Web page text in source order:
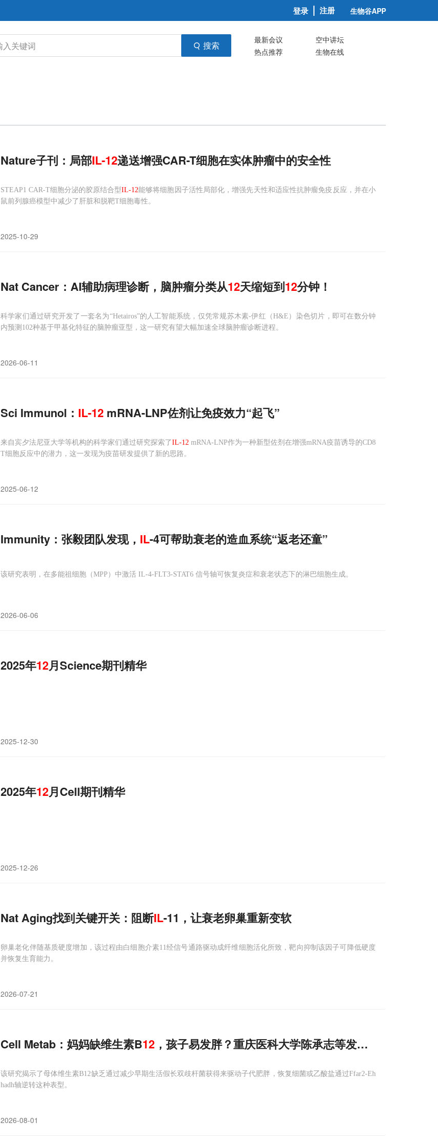
登录 注册 生物谷APP
搜索 最新会议
空中讲坛
热点推荐
生物在线
Nature子刊：局部IL-12递送增强CAR-T细胞在实体肿瘤中的安全性
STEAP1 CAR-T细胞分泌的胶原结合型IL-12能够将细胞因子活性局部化，增强先天性和适应性抗肿瘤免疫反应，并在小
鼠前列腺癌模型中减少了肝脏和脱靶T细胞毒性。
2025-10-29
Nat Cancer：AI辅助病理诊断，脑肿瘤分类从12天缩短到12分钟！
科学家们通过研究开发了一套名为“Hetairos”的人工智能系统，仅凭常规苏木素-伊红（H&E）染色切片，即可在数分钟
内预测102种基于甲基化特征的脑肿瘤亚型，这一研究有望大幅加速全球脑肿瘤诊断进程。
2026-06-11
Sci Immunol： IL-12 mRNA-LNP佐剂让免疫效力“起飞”
来自宾夕法尼亚大学等机构的科学家们通过研究探索了IL-12 mRNA-LNP作为一种新型佐剂在增强mRNA疫苗诱导的CD8
T细胞反应中的潜力，这一发现为疫苗研发提供了新的思路。
2025-06-12
Immunity：张毅团队发现， IL-4可帮助衰老的造血系统“返老还童”
该研究表明，在多能祖细胞（MPP）中激活 IL-4-FLT3-STAT6 信号轴可恢复炎症和衰老状态下的淋巴细胞生成。
2026-06-06
2025年12月Science期刊精华
2025-12-30
2025年12月Cell期刊精华
2025-12-26
Nat Aging找到关键开关：阻断IL-11，让衰老卵巢重新变软
卵巢老化伴随基质硬度增加，该过程由白细胞介素11经信号通路驱动成纤维细胞活化所致，靶向抑制该因子可降低硬度
并恢复生育能力。
2026-07-21
Cell Metab：妈妈缺维生素B12 ，孩子易发胖？重庆医科大学陈承志等发现母亲缺乏维
该研究揭示了母体维生素B12缺乏通过减少早期生活假长双歧杆菌获得来驱动子代肥胖，恢复细菌或乙酸盐通过Ffar2-Eh
hadh轴逆转这种表型。
2026-08-01